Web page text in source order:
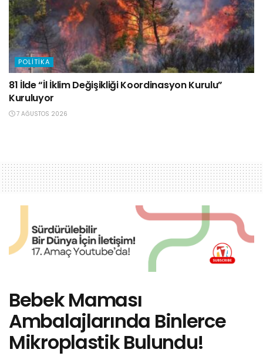
POLITIKA
81 İlde “İl İklim Değişikliği Koordinasyon Kurulu”
Kuruluyor
7 AĞUSTOS 2026
Bebek Maması
Ambalajlarında Binlerce
Mikroplastik Bulundu!